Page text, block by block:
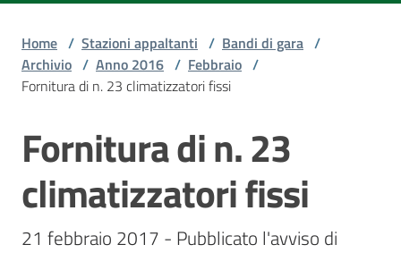
Stazioni
appaltanti
Home / Stazioni appaltanti / Bandi di gara /
Archivio / Anno 2016 / Febbraio /
Fornitura di n. 23 climatizzatori fissi
Salta al contenuto
Fornitura di n. 23
climatizzatori fissi
21 febbraio 2017 - Pubblicato l'avviso di